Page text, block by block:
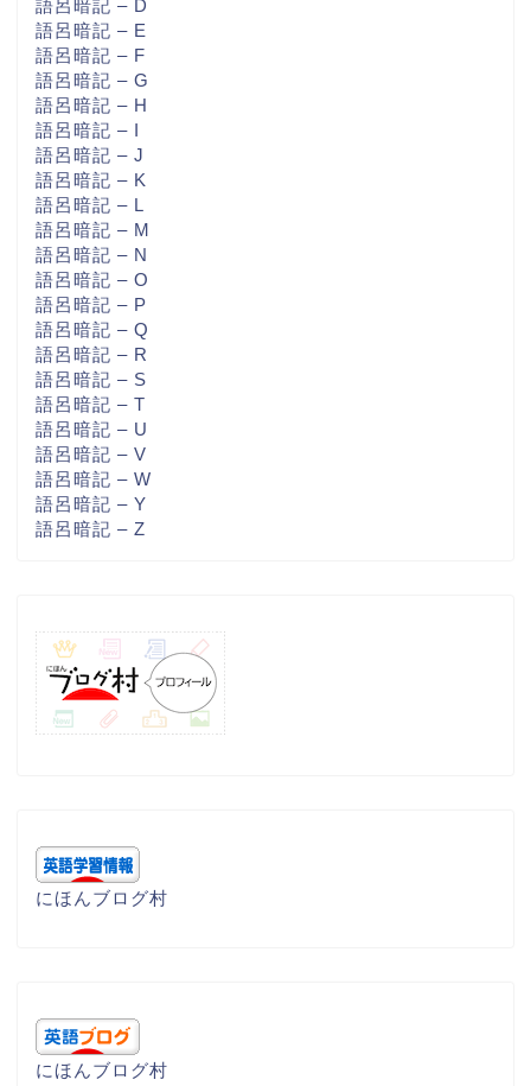
語呂暗記 – D
語呂暗記 – E
語呂暗記 – F
語呂暗記 – G
語呂暗記 – H
語呂暗記 – I
語呂暗記 – J
語呂暗記 – K
語呂暗記 – L
語呂暗記 – M
語呂暗記 – N
語呂暗記 – O
語呂暗記 – P
語呂暗記 – Q
語呂暗記 – R
語呂暗記 – S
語呂暗記 – T
語呂暗記 – U
語呂暗記 – V
語呂暗記 – W
語呂暗記 – Y
語呂暗記 – Z
にほんブログ村
にほんブログ村